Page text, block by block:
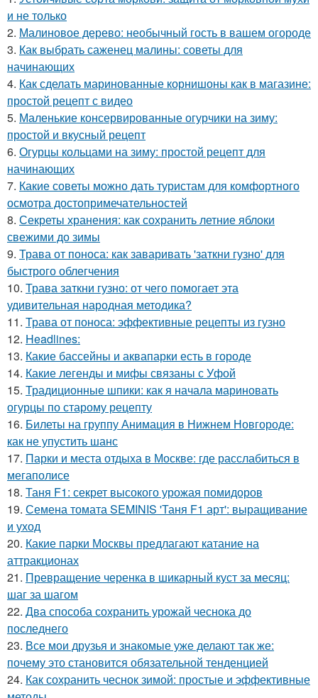
и не только
2. Малиновое дерево: необычный гость в вашем огороде
3. Как выбрать саженец малины: советы для
начинающих
4. Как сделать маринованные корнишоны как в магазине:
простой рецепт с видео
5. Маленькие консервированные огурчики на зиму:
простой и вкусный рецепт
6. Огурцы кольцами на зиму: простой рецепт для
начинающих
7. Какие советы можно дать туристам для комфортного
осмотра достопримечательностей
8. Секреты хранения: как сохранить летние яблоки
свежими до зимы
9. Трава от поноса: как заваривать 'заткни гузно' для
быстрого облегчения
10. Трава заткни гузно: от чего помогает эта
удивительная народная методика?
11. Трава от поноса: эффективные рецепты из гузно
12. Headlines:
13. Какие бассейны и аквапарки есть в городе
14. Какие легенды и мифы связаны с Уфой
15. Традиционные шпики: как я начала мариновать
огурцы по старому рецепту
16. Билеты на группу Анимация в Нижнем Новгороде:
как не упустить шанс
17. Парки и места отдыха в Москве: где расслабиться в
мегаполисе
18. Таня F1: секрет высокого урожая помидоров
19. Семена томата SEMINIS 'Таня F1 арт': выращивание
и уход
20. Какие парки Москвы предлагают катание на
аттракционах
21. Превращение черенка в шикарный куст за месяц:
шаг за шагом
22. Два способа сохранить урожай чеснока до
последнего
23. Все мои друзья и знакомые уже делают так же:
почему это становится обязательной тенденцией
24. Как сохранить чеснок зимой: простые и эффективные